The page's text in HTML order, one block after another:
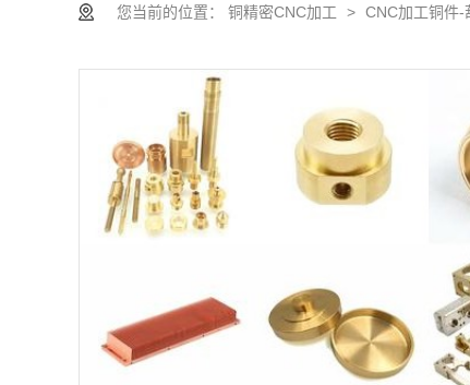
您当前的位置： 铜精密CNC加工 > CNC加工铜件-